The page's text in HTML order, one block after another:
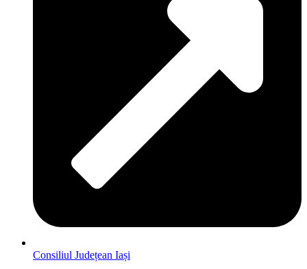
Consiliul Județean Iași